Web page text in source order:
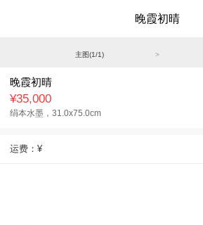
晚霞初晴
主图(1/1) >
晚霞初晴
¥35,000
绢本水墨， 31.0x75.0cm
运费： ¥